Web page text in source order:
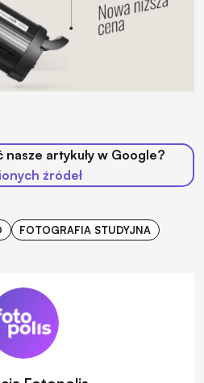
artykuły w Google?
źródeł
FOTOGRAFIA STUDYJNA